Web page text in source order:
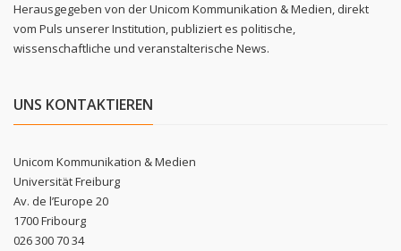
Herausgegeben von der Unicom Kommunikation & Medien, direkt
vom Puls unserer Institution, publiziert es politische,
wissenschaftliche und veranstalterische News.
UNS KONTAKTIEREN
Unicom Kommunikation & Medien
Universität Freiburg
Av. de l’Europe 20
1700 Fribourg
026 300 70 34